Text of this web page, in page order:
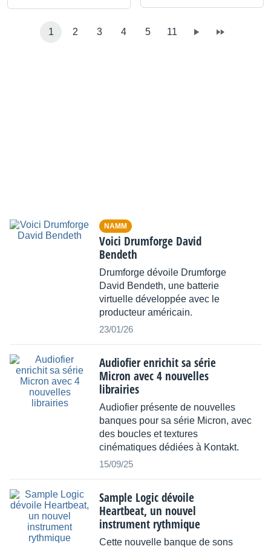
1 2 3 4 5 11
NAMM
Voici Drumforge David
Bendeth
Drumforge dévoile Drumforge
David Bendeth, une batterie
virtuelle développée avec le
producteur américain.
23/01/26
Audiofier enrichit sa série
Micron avec 4 nouvelles
librairies
Audiofier présente de nouvelles
banques pour sa série Micron, avec
des boucles et textures
cinématiques dédiées à Kontakt.
15/09/25
Sample Logic dévoile
Heartbeat, un nouvel
instrument rythmique
Cette nouvelle banque de sons